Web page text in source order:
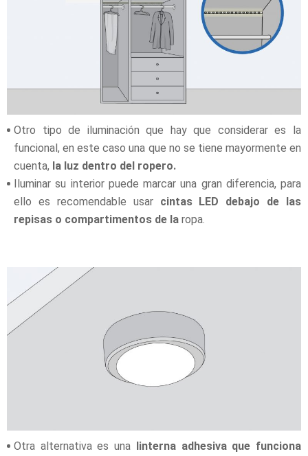
Otro tipo de iluminación que hay que considerar es la
funcional, en este caso una que no se tiene mayormente en
cuenta, la luz dentro del ropero.
Iluminar su interior puede marcar una gran diferencia, para
ello es recomendable usar cintas LED debajo de las
repisas o compartimentos de la ropa.
Otra alternativa es una linterna adhesiva que funciona